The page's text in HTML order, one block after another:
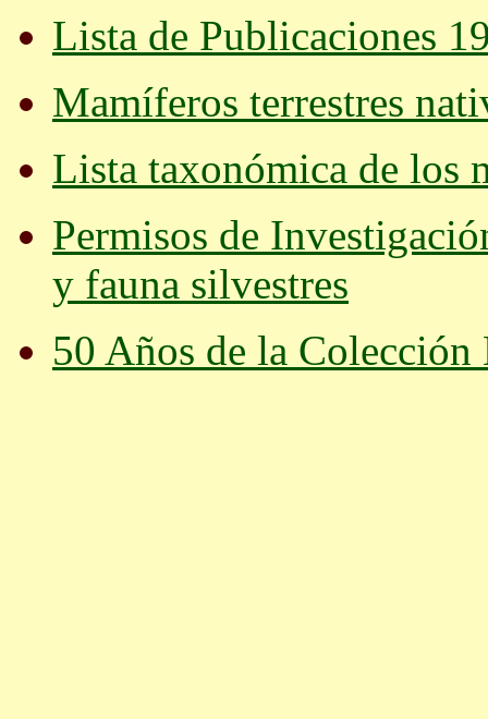
Lista de Publicaciones
Mamíferos terrestres
Lista taxonómica de los
Permisos de
y fauna silvestres
50 Años de la